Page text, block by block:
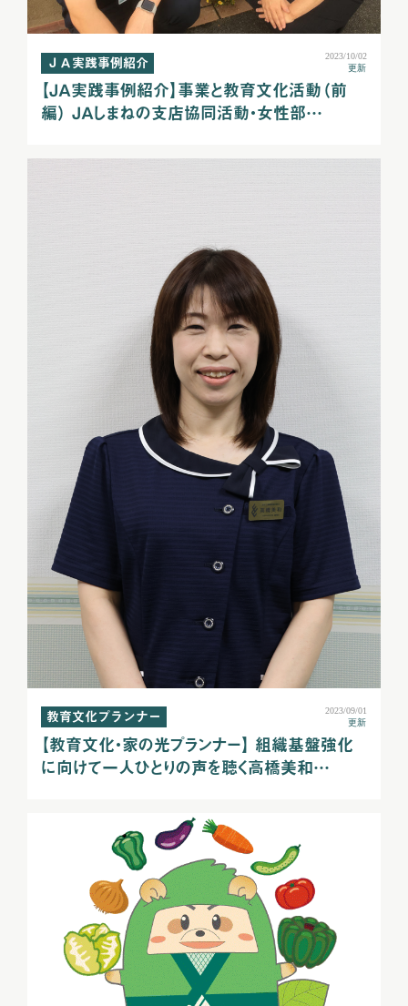
ＪＡ実践事例紹介
2023/10/02
更新
【ＪＡ実践事例紹介】事業と教育文化活動（前
編） ＪＡしまねの支店協同活動・女性部…
教育文化プランナー
2023/09/01
更新
【教育文化・家の光プランナー】 組織基盤強化
に向けて一人ひとりの声を聴く高橋美和…